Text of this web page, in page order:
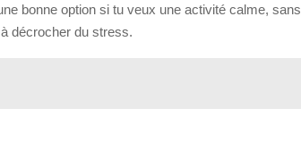
bonne option si tu veux une activité calme,
décrocher du stress.